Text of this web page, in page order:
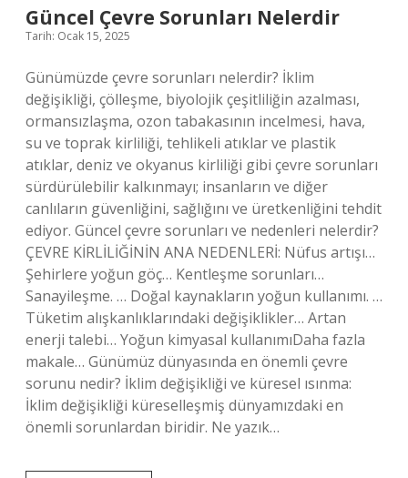
Güncel Çevre Sorunları Nelerdir
Tarih: Ocak 15, 2025
Günümüzde çevre sorunları nelerdir? İklim
değişikliği, çölleşme, biyolojik çeşitliliğin azalması,
ormansızlaşma, ozon tabakasının incelmesi, hava,
su ve toprak kirliliği, tehlikeli atıklar ve plastik
atıklar, deniz ve okyanus kirliliği gibi çevre sorunları
sürdürülebilir kalkınmayı; insanların ve diğer
canlıların güvenliğini, sağlığını ve üretkenliğini tehdit
ediyor. Güncel çevre sorunları ve nedenleri nelerdir?
ÇEVRE KİRLİLİĞİNİN ANA NEDENLERİ: Nüfus artışı…
Şehirlere yoğun göç… Kentleşme sorunları…
Sanayileşme. … Doğal kaynakların yoğun kullanımı. …
Tüketim alışkanlıklarındaki değişiklikler… Artan
enerji talebi… Yoğun kimyasal kullanımıDaha fazla
makale… Günümüz dünyasında en önemli çevre
sorunu nedir? İklim değişikliği ve küresel ısınma:
İklim değişikliği küreselleşmiş dünyamızdaki en
önemli sorunlardan biridir. Ne yazık…